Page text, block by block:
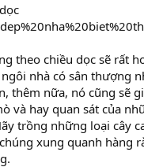
theo chiều dọc sẽ rất
nhà có sân thượng
thêm nữa, nó cũng sẽ
và hay quan sát của
trồng những loại cây
xung quanh hàng